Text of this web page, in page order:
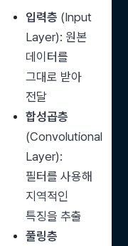
입력층 (Input
Layer): 원본
데이터를
그대로 받아
전달
합성곱층
(Convolutional
Layer):
필터를 사용해
지역적인
특징을 추출
풀링층